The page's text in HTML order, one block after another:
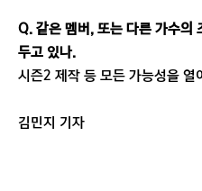
Q. 같은 멤버, 또는 다른 가수의
두고 있나.
시즌2 제작 등 모든 가능성을 열
김민지 기자